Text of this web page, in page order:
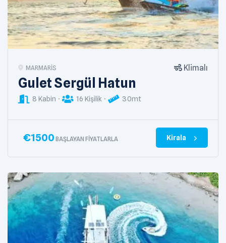
MARMARIS Klimalı
Gulet Sergül Hatun
8 Kabin 16 Kişilik 30mt
€1500 BAŞLAYAN FIYATLARLA Kirala